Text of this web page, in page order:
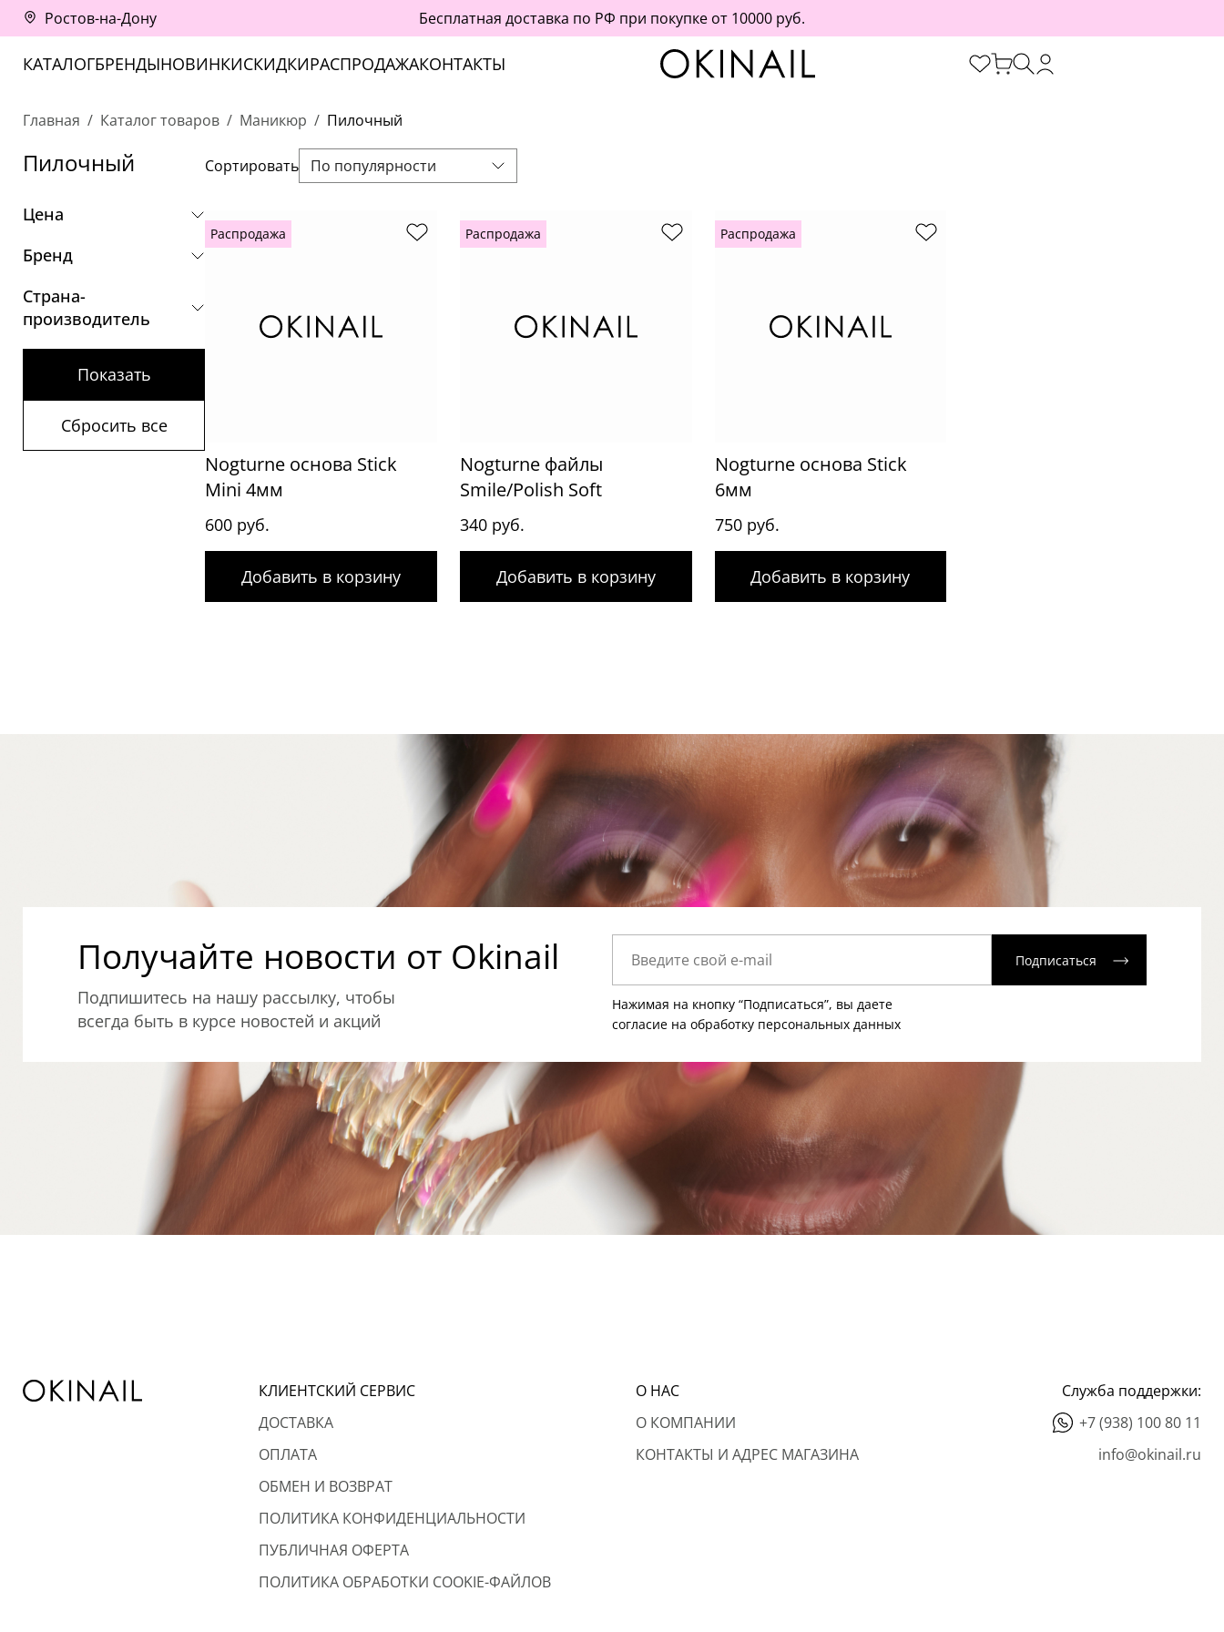
Ростов-на-Дону Бесплатная доставка по РФ при покупке от 10000 руб.
КАТАЛОГБРЕНДЫНОВИНКИСКИДКИРАСПРОДАЖАКОНТАКТЫ
Главная Каталог товаров Маникюр Пилочный
Пилочный
Цена
Бренд
Страна-
производитель
Показать
Сбросить все
Сортировать По популярности
Распродажа
Nogturne основа Stick
Mini 4мм
600 руб.
Добавить в корзину
Распродажа
Nogturne файлы
Smile/Polish Soft
340 руб.
Добавить в корзину
Распродажа
Nogturne основа Stick
6мм
750 руб.
Добавить в корзину
Получайте новости от Okinail
Подпишитесь на нашу рассылку, чтобы
всегда быть в курсе новостей и акций
Подписаться
Нажимая на кнопку “Подписаться”, вы даете
согласие на обработку персональных данных
КЛИЕНТСКИЙ СЕРВИС
ДОСТАВКА
ОПЛАТА
ОБМЕН И ВОЗВРАТ
ПОЛИТИКА КОНФИДЕНЦИАЛЬНОСТИ
ПУБЛИЧНАЯ ОФЕРТА
ПОЛИТИКА ОБРАБОТКИ COOKIE-ФАЙЛОВ
О НАС
О КОМПАНИИ
КОНТАКТЫ И АДРЕС МАГАЗИНА
Служба поддержки:
+7 (938) 100 80 11
info@okinail.ru